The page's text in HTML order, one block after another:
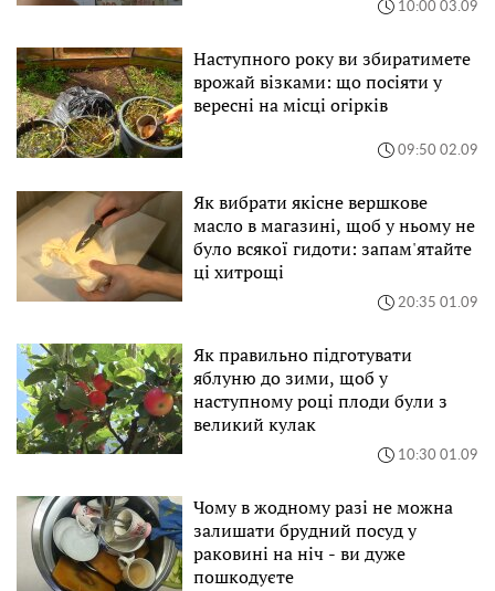
10:00 03.09
Наступного року ви збиратимете
врожай візками: що посіяти у
вересні на місці огірків
09:50 02.09
Як вибрати якісне вершкове
масло в магазині, щоб у ньому не
було всякої гидоти: запам'ятайте
ці хитрощі
20:35 01.09
Як правильно підготувати
яблуню до зими, щоб у
наступному році плоди були з
великий кулак
10:30 01.09
Чому в жодному разі не можна
залишати брудний посуд у
раковині на ніч - ви дуже
пошкодуєте